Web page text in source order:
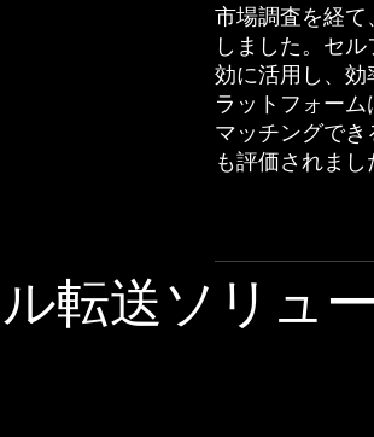
市場調査を経て
しました。セ
効に活用し、
ラットフォー
マッチングで
も評価されまし
転送ソリュ